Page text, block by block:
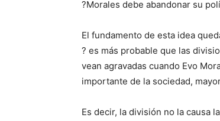
?Morales debe abandonar su
El fundamento de esta idea
? es más probable que las
vean agravadas cuando Evo
importante de la sociedad,
Es decir, la división no la causa